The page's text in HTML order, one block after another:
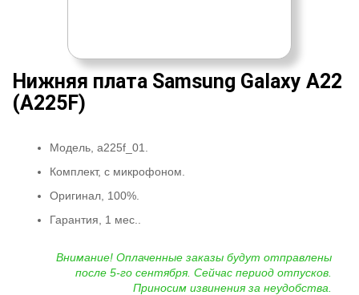
Нижняя плата Samsung Galaxy A22
(A225F)
Модель, a225f_01.
Комплект, с микрофоном.
Оригинал, 100%.
Гарантия, 1 мес..
Внимание! Оплаченные заказы будут отправлены
после 5-го сентября. Сейчас период отпусков.
Приносим извинения за неудобства.